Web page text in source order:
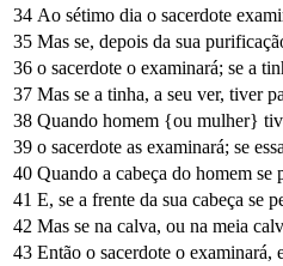
34 Ao sétimo dia o sacerdote
35 Mas se, depois da sua
36 o sacerdote o examinará; se a
37 Mas se a tinha, a seu ver, tiver
38 Quando homem {ou mulher}
39 o sacerdote as examinará; se
40 Quando a cabeça do homem
41 E, se a frente da sua cabeça se
42 Mas se na calva, ou na meia
43 Então o sacerdote o examinará,